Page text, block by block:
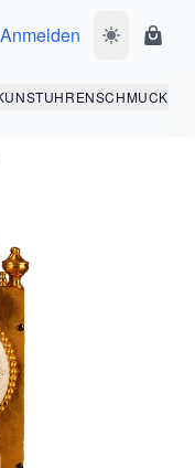
Anmelden
UHRENSCHMUCK